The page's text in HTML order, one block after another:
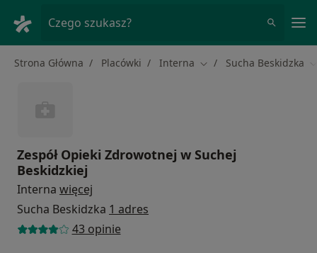
Czego szukasz?
Strona Główna Placówki Interna Zmień miasto
Sucha Beskidzka
Zespół Opieki Zdrowotnej w Suchej
Beskidzkiej
Interna więcej
Sucha Beskidzka 1 adres
43 opinie